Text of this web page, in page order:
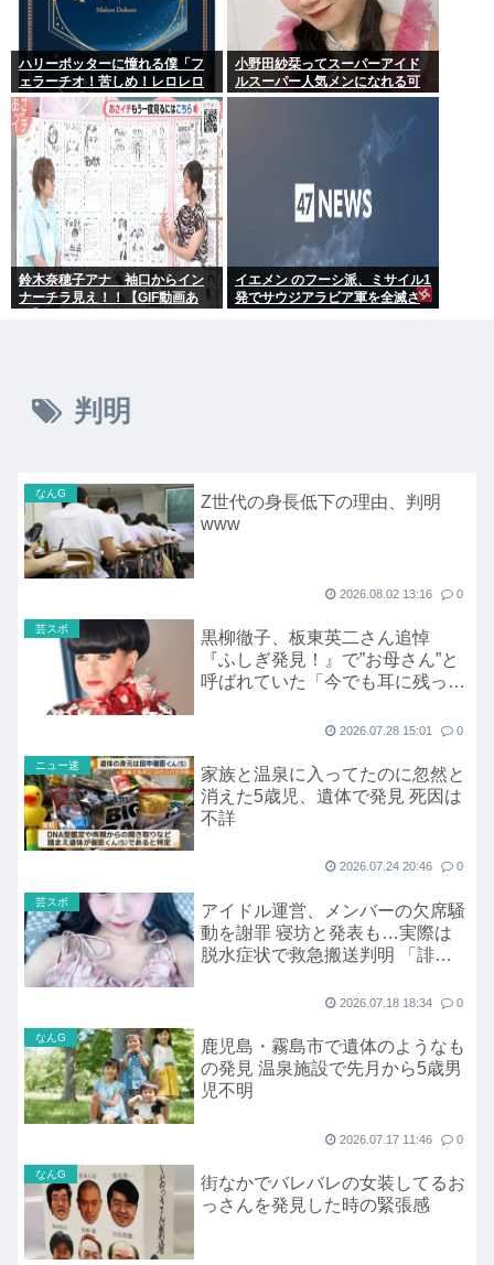
ハリーポッターに憧れる僕「フ
ェラーチオ！苦しめ！レロレロ
レロ」敵「うっ 」
小野田紗栞ってスーパーアイド
ルスーパー人気メンになれる可
能性あったよな？
鈴木奈穂子アナ 袖口からイン
ナーチラ見え！！【GIF動画あ
イエメン のフーシ派、ミサイル1
発でサウジアラビア軍を全滅さ
判明
なんG
Z世代の身長低下の理由、判明
www
2026.08.02 13:16 0
芸スポ
黒柳徹子、板東英二さん追悼
『ふしぎ発見！』で”お母さん”と
呼ばれていた「今でも耳に残って
2026.07.28 15:01 0
ニュー速
家族と温泉に入ってたのに忽然と
消えた5歳児、遺体で発見 死因は
不詳
2026.07.24 20:46 0
芸スポ
アイドル運営、メンバーの欠席騒
動を謝罪 寝坊と発表も…実際は
脱水症状で救急搬送判明 「誹謗
2026.07.18 18:34 0
なんG
鹿児島・霧島市で遺体のようなも
の発見 温泉施設で先月から5歳男
児不明
2026.07.17 11:46 0
なんG
街なかでバレバレの女装してるお
っさんを発見した時の緊張感